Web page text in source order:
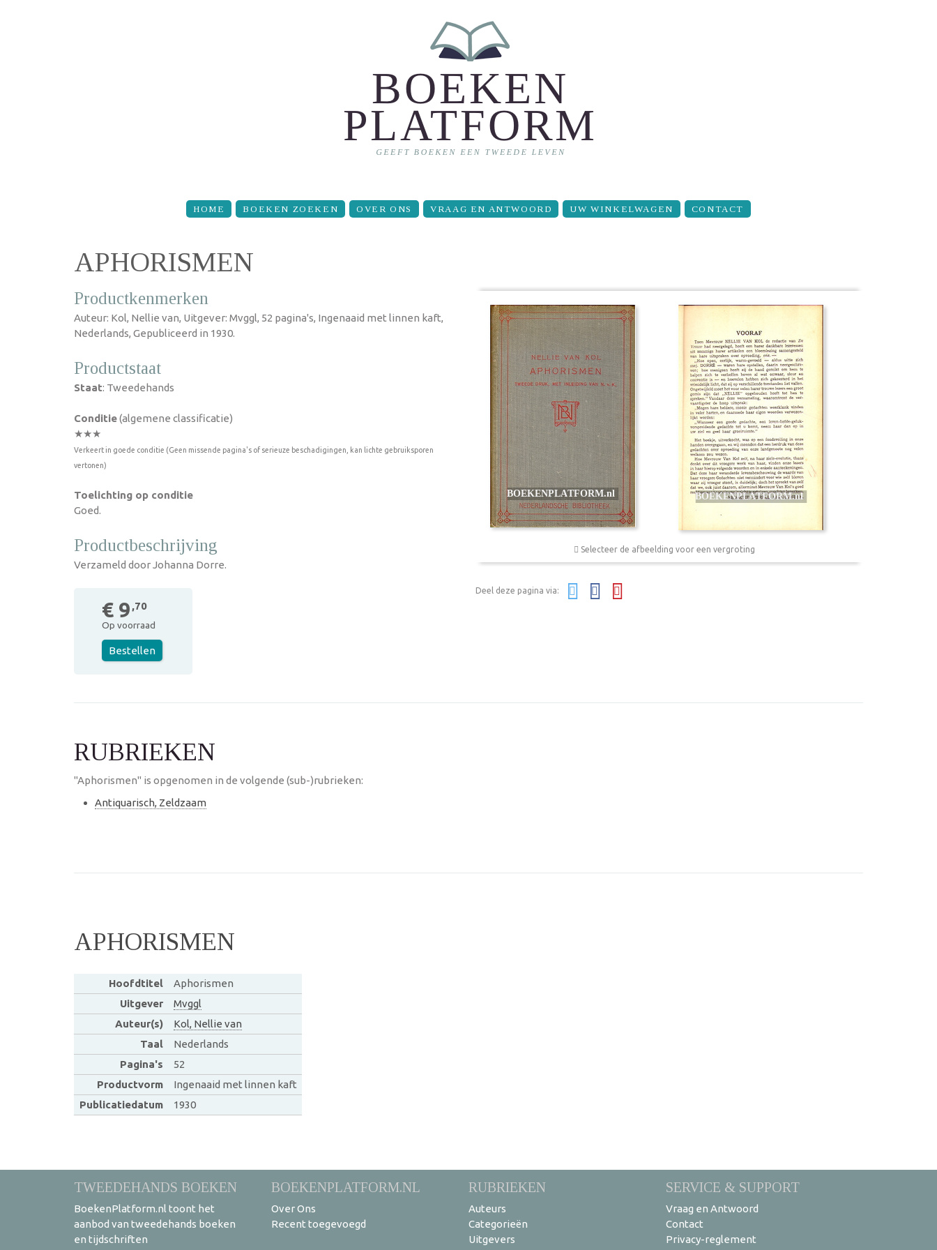
HOME BOEKEN ZOEKEN OVER ONS VRAAG EN ANTWOORD UW WINKELWAGEN CONTACT
APHORISMEN
Productkenmerken
Auteur: Kol, Nellie van, Uitgever: Mvggl, 52 pagina's, Ingenaaid met linnen kaft,
Nederlands, Gepubliceerd in 1930.
Productstaat
Staat: Tweedehands
Conditie(algemene classificatie)
★★★
Verkeert in goede conditie (Geen missende pagina's of serieuze beschadigingen, kan lichte gebruiksporen
vertonen)
Toelichting op conditie
Goed.
Productbeschrijving
Verzameld door Johanna Dorre.
€ 9 ,70
Op voorraad
Bestellen
Selecteer de afbeelding voor een vergroting
Deel deze pagina via:
RUBRIEKEN
"Aphorismen" is opgenomen in de volgende (sub-)rubrieken:
Antiquarisch, Zeldzaam
APHORISMEN
Hoofdtitel
Aphorismen
Uitgever
Mvggl
Auteur(s)
Kol, Nellie van
Taal
Nederlands
Pagina's
52
Productvorm
Ingenaaid met linnen kaft
Publicatiedatum
1930
TWEEDEHANDS BOEKEN
BoekenPlatform.nl toont het
aanbod van tweedehands boeken
en tijdschriften
BOEKENPLATFORM.NL
Over Ons
Recent toegevoegd
RUBRIEKEN
Auteurs
Categorieën
Uitgevers
SERVICE & SUPPORT
Vraag en Antwoord
Contact
Privacy-reglement